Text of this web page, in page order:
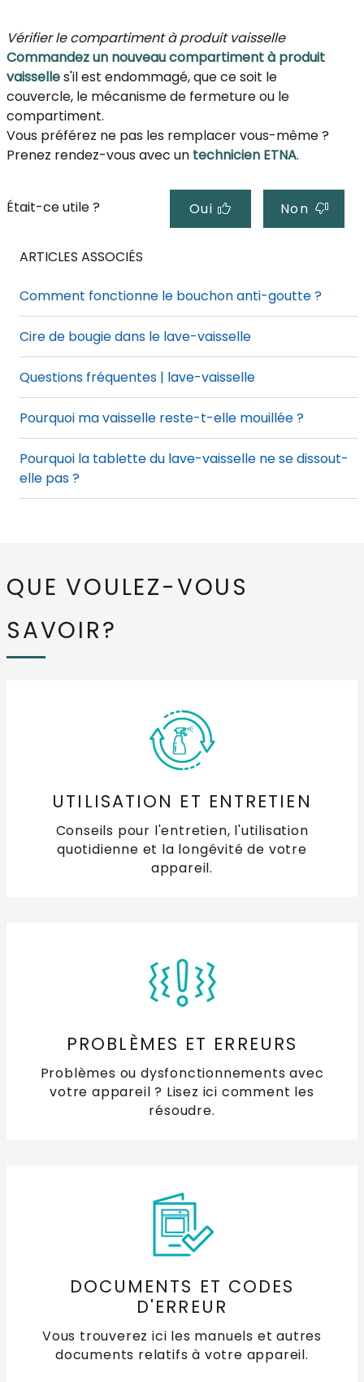
Vérifier le compartiment à produit vaisselle
Commandez un nouveau compartiment à produit
vaisselles'il est endommagé, que ce soit le
couvercle, le mécanisme de fermeture ou le
compartiment.
Vous préférez ne pas les remplacer vous-même ?
Prenez rendez-vous avec un technicien ETNA.
Était-ce utile ? Oui Non
ARTICLES ASSOCIÉS
Comment fonctionne le bouchon anti-goutte ?
Cire de bougie dans le lave-vaisselle
Questions fréquentes | lave-vaisselle
Pourquoi ma vaisselle reste-t-elle mouillée ?
Pourquoi la tablette du lave-vaisselle ne se dissout-
elle pas ?
Pourquoi ma vaisselle ou mon lave-vaisselle
deviennent-ils blancs ?
Pourquoi mon lave-vaisselle s'arrête-t-il en cours de
programme ?
Pourquoi ma vaisselle n'est-elle pas propre ?
Que faire si mon lave-vaisselle fuit ?
Que faire si la porte de mon lave-vaisselle tombe ?
QUE VOULEZ-VOUS
SAVOIR?
UTILISATION ET ENTRETIEN
Conseils pour l'entretien, l'utilisation
quotidienne et la longévité de votre
appareil.
PROBLÈMES ET ERREURS
Problèmes ou dysfonctionnements avec
votre appareil ? Lisez ici comment les
résoudre.
DOCUMENTS ET CODES
D'ERREUR
Vous trouverez ici les manuels et autres
documents relatifs à votre appareil.